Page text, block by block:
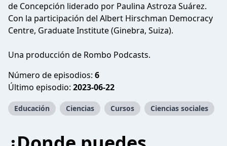
de Concepción liderado por Paulina Astroza Suárez.
Con la participación del Albert Hirschman Democracy
Centre, Graduate Institute (Ginebra, Suiza).
Una producción de Rombo Podcasts.
Número de episodios: 6
Último episodio: 2023-06-22
Educación Ciencias Cursos Ciencias sociales